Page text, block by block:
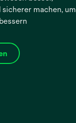
machen, um